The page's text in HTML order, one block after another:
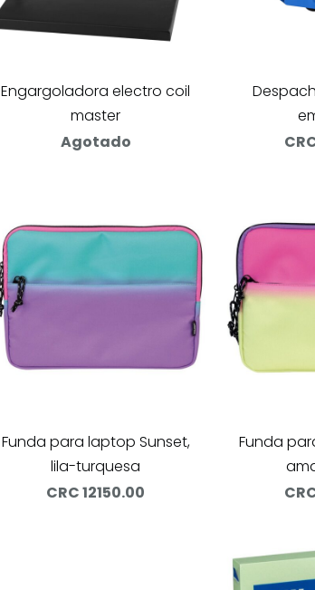
Engargoladora electro coil
master
Agotado
Funda para laptop Sunset,
lila-turquesa
CRC 12150.00
Funda